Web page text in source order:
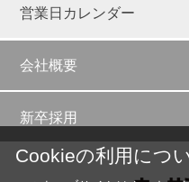
営業日カレンダー
会社概要
新卒採用
Cookieの利用につ